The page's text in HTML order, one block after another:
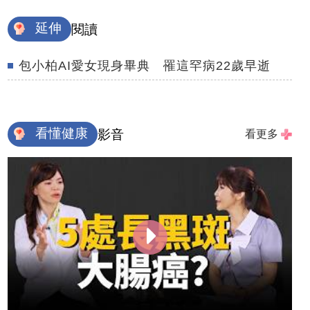
延伸 閱讀
包小柏AI愛女現身畢典 罹這罕病22歲早逝
看懂健康 影音 看更多